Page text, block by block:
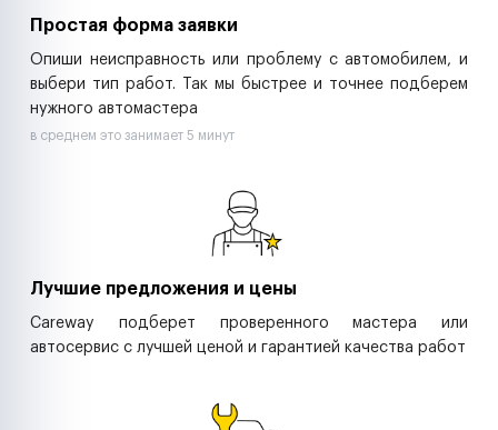
Простая форма заявки
Опиши неисправность или проблему с автомобилем, и
выбери тип работ. Так мы быстрее и точнее подберем
нужного автомастера
в среднем это занимает 5 минут
Лучшие предложения и цены
Careway подберет проверенного мастера или
автосервис с лучшей ценой и гарантией качества работ